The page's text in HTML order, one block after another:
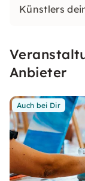
Künstlers
jedermann,
Anbieter
Auch bei Dir